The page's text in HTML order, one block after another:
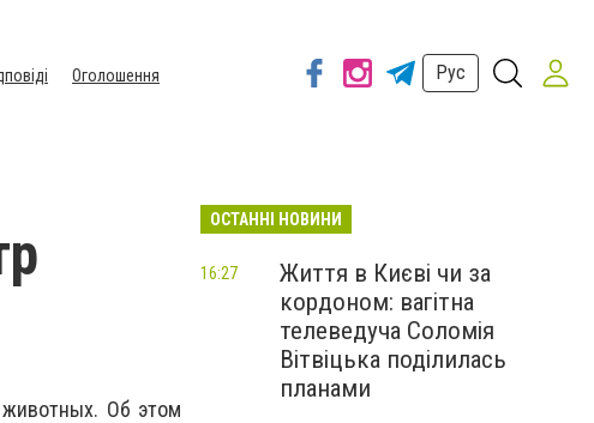
Оголошення
Рус
Об этом
ОСТАННІ НОВИНИ
Життя в Києві чи за
кордоном: вагітна
телеведуча Соломія
Вітвіцька поділилась
планами
16:27